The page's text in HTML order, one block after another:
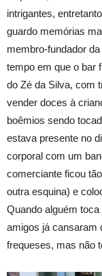
intrigantes,
guardo memórias
membro-fundador
tempo em que o bar
do Zé da Silva, com
vender doces à
boêmios sendo
estava presente no
corporal com um
comerciante ficou
outra esquina) e
Quando alguém
amigos já cansaram
frequeses, mas não